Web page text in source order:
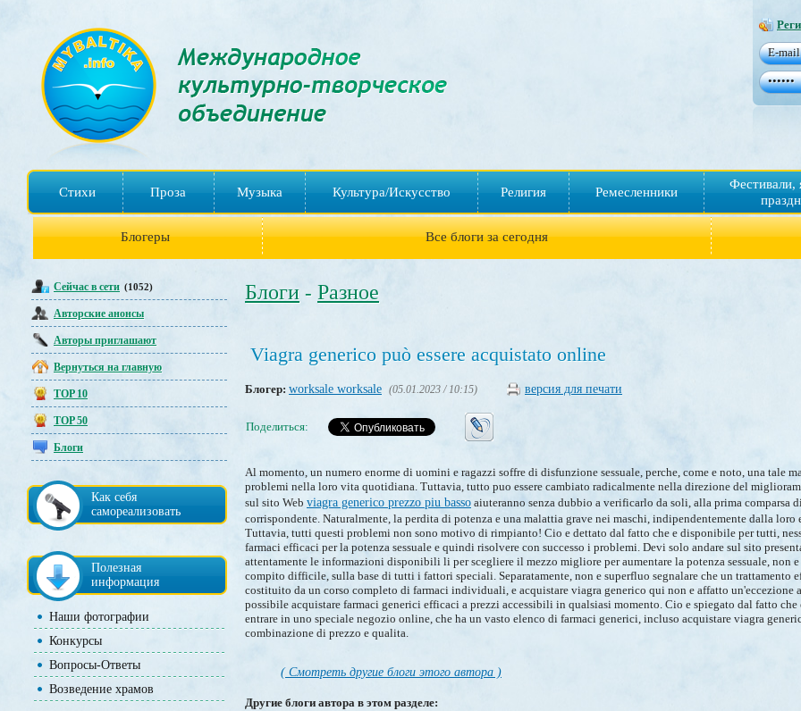
Стихи Проза Музыка Культура/Искусство Религия Ремесленники
Фестивали,
Блогеры Все блоги за сегодня
Сейчас в сети (1052)
Авторские анонсы
Авторы приглашают
Вернуться на главную
TOP 10
TOP 50
Блоги
Как себя
самореализовать
Полезная
информация
Наши фотографии
Конкурсы
Вопросы-Ответы
Возведение храмов
Блоги - Разное
Viagra generico può essere acquistato online
Блогер: worksale worksale (05.01.2023 / 10:15) версия для печати
Поделиться:
Al momento, un numero enorme di uomini e ragazzi soffre di disfunzione sessuale, perche, come e noto, una tale
problemi nella loro vita quotidiana. Tuttavia, tutto puo essere cambiato radicalmente nella direzione del
sul sito Web viagra generico prezzo piu basso aiuteranno senza dubbio a verificarlo da soli, alla prima comparsa
corrispondente. Naturalmente, la perdita di potenza e una malattia grave nei maschi, indipendentemente dalla loro
Tuttavia, tutti questi problemi non sono motivo di rimpianto! Cio e dettato dal fatto che e disponibile per tutti,
farmaci efficaci per la potenza sessuale e quindi risolvere con successo i problemi. Devi solo andare sul sito
attentamente le informazioni disponibili li per scegliere il mezzo migliore per aumentare la potenza sessuale, non e
compito difficile, sulla base di tutti i fattori speciali. Separatamente, non e superfluo segnalare che un trattamento
costituito da un corso completo di farmaci individuali, e acquistare viagra generico qui non e affatto un'eccezione
possibile acquistare farmaci generici efficaci a prezzi accessibili in qualsiasi momento. Cio e spiegato dal fatto
entrare in uno speciale negozio online, che ha un vasto elenco di farmaci generici, incluso acquistare viagra
combinazione di prezzo e qualita.
( Смотреть другие блоги этого автора )
Другие блоги автора в этом разделе: